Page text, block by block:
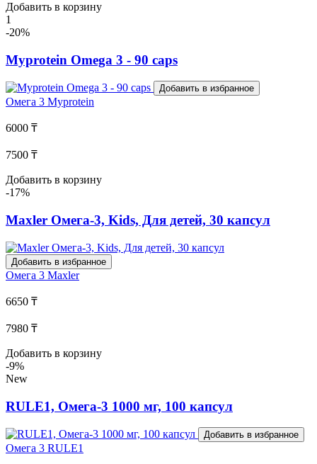
Добавить в корзину
1
-20%
Myprotein Omega 3 - 90 caps
Добавить в избранное
Омега 3 Myprotein
6000 ₸
7500 ₸
Добавить в корзину
-17%
Maxler Омега-3, Kids, Для детей, 30 капсул
Добавить в избранное
Омега 3 Maxler
6650 ₸
7980 ₸
Добавить в корзину
-9%
New
RULE1, Омега-3 1000 мг, 100 капсул
Добавить в избранное
Омега 3 RULE1